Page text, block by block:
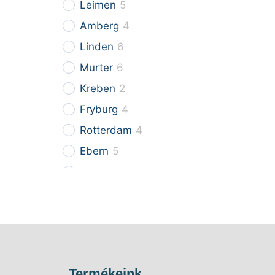
Leimen 5
Amberg 4
Linden 6
Murter 6
Kreben 2
Fryburg 4
Rotterdam 4
Ebern 5